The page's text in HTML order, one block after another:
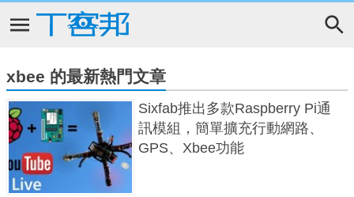
xbee 的最新熱門文章
Sixfab推出多款Raspberry Pi通
訊模組，簡單擴充行動網路、
GPS、Xbee功能